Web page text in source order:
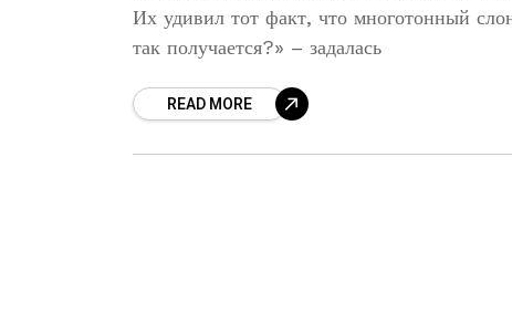
Их удивил тот факт, что многотонный
так получается?» – задалась
READ MORE